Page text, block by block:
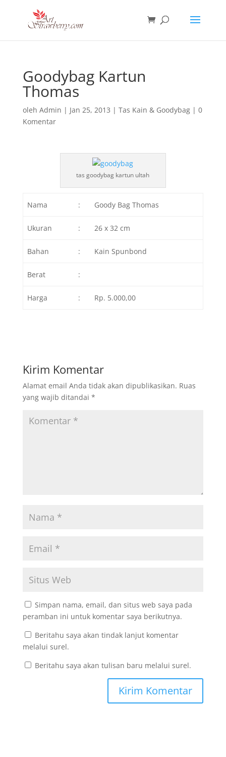
Goodybag Kartun
Thomas
oleh Admin | Jan 25, 2013 | Tas Kain & Goodybag| 0
Komentar
tas goodybag kartun ultah
Nama : Goody Bag Thomas
Ukuran : 26 x 32 cm
Bahan : Kain Spunbond
Berat :
Harga : Rp. 5.000,00
Kirim Komentar
Alamat email Anda tidak akan dipublikasikan. Ruas
yang wajib ditandai *
Simpan nama, email, dan situs web saya pada
peramban ini untuk komentar saya berikutnya.
Beritahu saya akan tindak lanjut komentar
melalui surel.
Beritahu saya akan tulisan baru melalui surel.